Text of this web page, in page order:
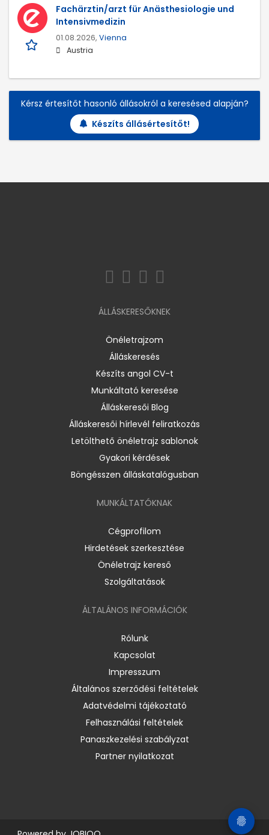
Fachärztin/arzt für Anästhesiologie und
Intensivmedizin
01.08.2026, Vienna
Austria
Kérsz értesítőt hasonló állásokról a keresésed alapján?
Készíts állásértesítőt!
ÁLLÁSKERESŐKNEK
Önéletrajzom
Álláskeresés
Készíts angol CV-t
Munkáltató keresése
Álláskeresői Blog
Álláskeresői hírlevél feliratkozás
Letölthető önéletrajz sablonok
Gyakori kérdések
Böngésszen álláskatalógusban
MUNKÁLTATÓKNAK
Cégprofilom
Hirdetések szerkesztése
Önéletrajz kereső
Szolgáltatások
ÁLTALÁNOS INFORMÁCIÓK
Rólunk
Kapcsolat
Impresszum
Általános szerződési feltételek
Adatvédelmi tájékoztató
Felhasználási feltételek
Panaszkezelési szabályzat
Partner nyilatkozat